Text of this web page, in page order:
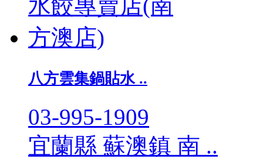
八方雲集鍋貼水 ..
03-995-1909
宜蘭縣 蘇澳鎮 南 ..